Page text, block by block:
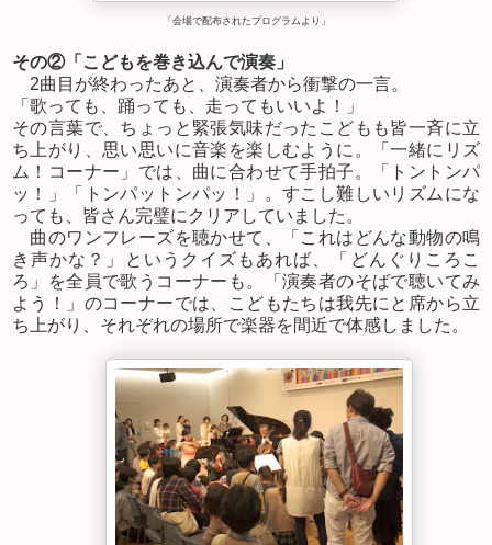
「会場で配布されたプログラムより」
その②「こどもを巻き込んで演奏」
2曲目が終わったあと、演奏者から衝撃の一言。
「歌っても、踊っても、走ってもいいよ！」
その言葉で、ちょっと緊張気味だったこどもも皆一斉に立
ち上がり、思い思いに音楽を楽しむように。「一緒にリズ
ム！コーナー」では、曲に合わせて手拍子。「トントンパ
ッ！」「トンパットンパッ！」。すこし難しいリズムにな
っても、皆さん完璧にクリアしていました。
曲のワンフレーズを聴かせて、「これはどんな動物の鳴
き声かな？」というクイズもあれば、「どんぐりころこ
ろ」を全員で歌うコーナーも。「演奏者のそばで聴いてみ
よう！」のコーナーでは、こどもたちは我先にと席から立
ち上がり、それぞれの場所で楽器を間近で体感しました。